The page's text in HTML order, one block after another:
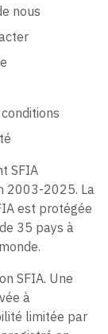
nous
SFIA
2003-2025. La
est protégée
35 pays à
SFIA. Une
à
limitée par